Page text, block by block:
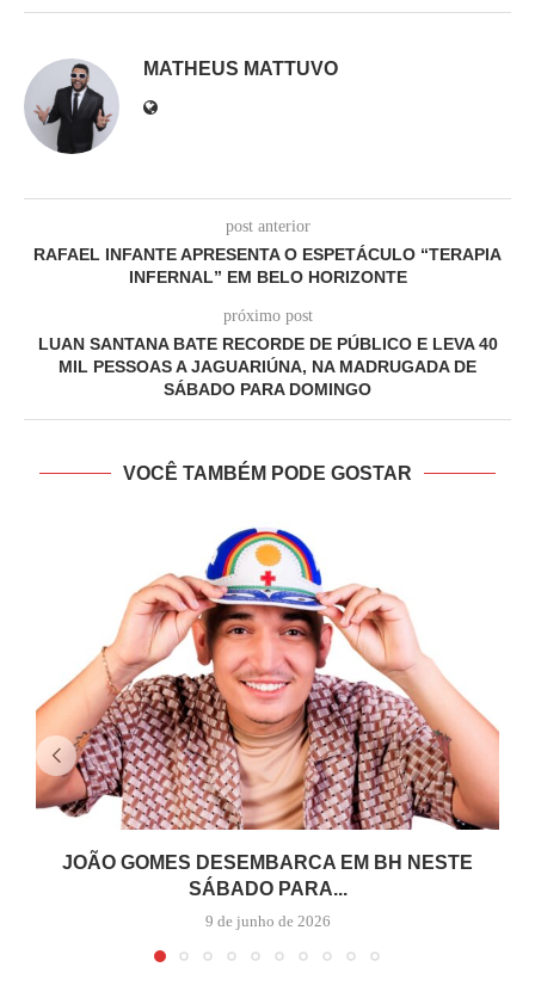
MATHEUS MATTUVO
post anterior
RAFAEL INFANTE APRESENTA O ESPETÁCULO “TERAPIA
INFERNAL” EM BELO HORIZONTE
próximo post
LUAN SANTANA BATE RECORDE DE PÚBLICO E LEVA 40
MIL PESSOAS A JAGUARIÚNA, NA MADRUGADA DE
SÁBADO PARA DOMINGO
VOCÊ TAMBÉM PODE GOSTAR
JOÃO GOMES DESEMBARCA EM BH NESTE
SÁBADO PARA...
9 de junho de 2026